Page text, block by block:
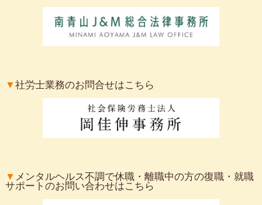
▼社労士業務のお問合せはこちら
▼ メンタルヘルス不調で休職・離職中の方の復職・就職
サポートのお問い合わせはこちら